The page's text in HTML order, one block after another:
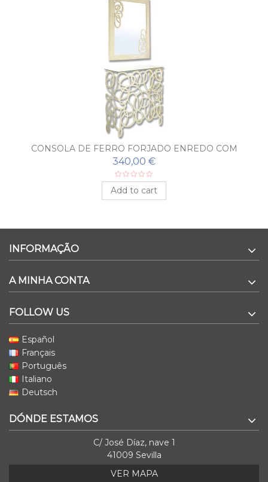
CONSOLA DE FERRO FORJADO ENREDO COM
ESPELHO
340,00 €
Add to cart
INFORMAÇÃO
A MINHA CONTA
FOLLOW US
Español
Français
Português
Italiano
Deutsch
DÓNDE ESTAMOS
C/ José Díaz, nave 1
41009 Sevilla
VER MAPA